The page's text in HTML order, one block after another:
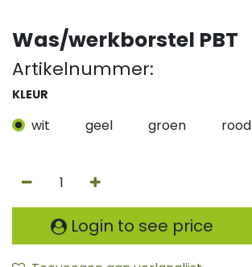
Was/werkborstel PBT
Artikelnummer:
KLEUR
wit geel groen rood
Login to see price